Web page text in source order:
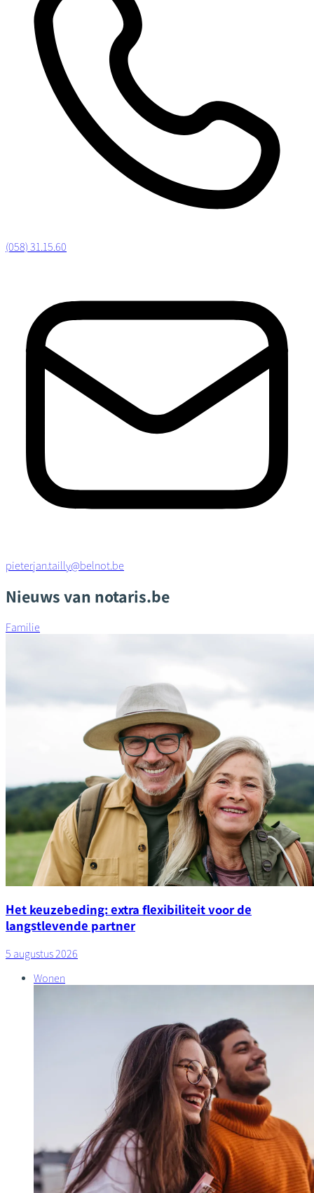
(058) 31.15.60
pieterjan.tailly@belnot.be
Nieuws van notaris.be
Familie
Het keuzebeding: extra flexibiliteit voor de
langstlevende partner
5 augustus 2026
Wonen